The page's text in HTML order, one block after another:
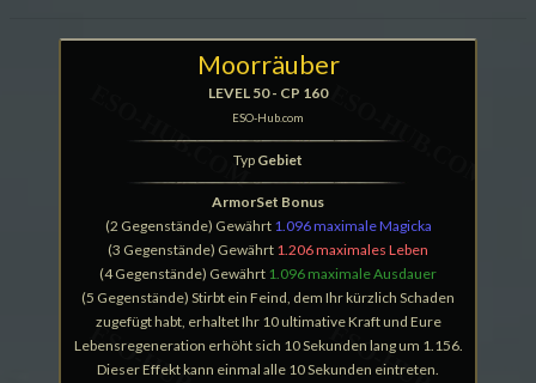
Moorräuber
LEVEL 50 - CP 160
ESO-Hub.com
Typ Gebiet
ArmorSet Bonus
(2 Gegenstände) Gewährt 1.096 maximale Magicka
(3 Gegenstände) Gewährt 1.206 maximales Leben
(4 Gegenstände) Gewährt 1.096 maximale Ausdauer
(5 Gegenstände) Stirbt ein Feind, dem Ihr kürzlich Schaden
zugefügt habt, erhaltet Ihr 10 ultimative Kraft und Eure
Lebensregeneration erhöht sich 10 Sekunden lang um 1.156.
Dieser Effekt kann einmal alle 10 Sekunden eintreten.